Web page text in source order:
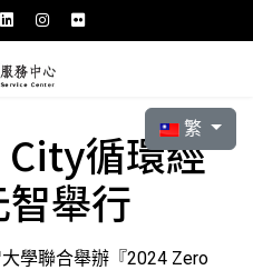
選擇你的語言
繁
City循環經
舉行
學聯合舉辦『2024 Zero